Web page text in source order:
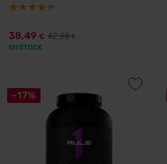
38,49 € 42,99€
EN STOCK
-17%